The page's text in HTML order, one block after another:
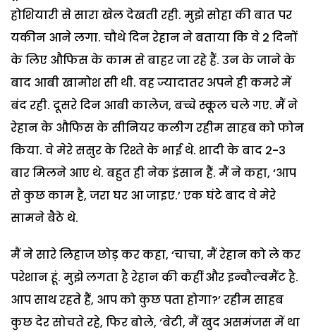
होशियारी से सारा खेल देखती रही. मुझे सोहा की बात पर
यकीन आने लगा. चौथे दिन रेहान ने बताया कि वे 2 दिनों
के लिए औफिस के काम से बाहर जा रहे हैं. उन के जाने के
बाद आबी खामोश सी थी. वह ज्यादातर अपने ही कमरे में
बंद रही. दूसरे दिन आबी कालेज, बच्चे स्कूल चले गए. मैं ने
रेहान के औफिस के सीनियर कलीग रहीम साहब को फोन
किया. वे मेरे ससुर के रिश्ते के भाई थे. शादी के बाद 2-3
बार मिलने आए थे. बहुत ही नेक इंसान हैं. मैं ने कहा, ‘आप
से कुछ काम है, जरा घर आ जाइए.’ एक घंटे बाद वे मेरे
सामने बैठे थे.
मैं ने सारे लिहाज छोड़ कर कहा, ‘चाचा, मैं रेहान को ले कर
परेशान हूं. मुझे लगता है रेहान की कहीं और इन्वौल्वमैंट है.
आप साथ रहते हैं, आप को कुछ पता होगा?’ रहीम साहब
कुछ देर सोचते रहे, फिर बोले, ‘बेटी, मैं खुद असमंजस में था